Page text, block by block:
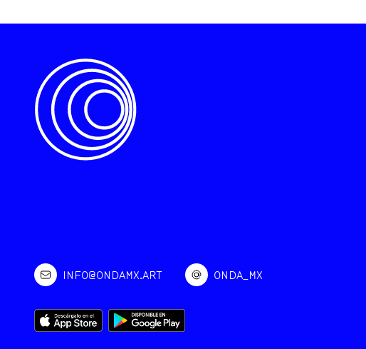
INFO@ONDAMX.ART ONDA_MX